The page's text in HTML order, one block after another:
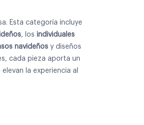
Esta categoría incluye
, los individuales
navideñosy diseños
cada pieza aporta un
la experiencia al